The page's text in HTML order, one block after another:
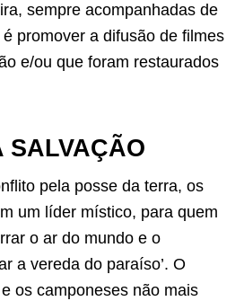
sempre acompanhadas de
promover a difusão de filmes
e/ou que foram restaurados
SALVAÇÃO
pela posse da terra, os
um líder místico, para quem
o ar do mundo e o
a vereda do paraíso’. O
os camponeses não mais